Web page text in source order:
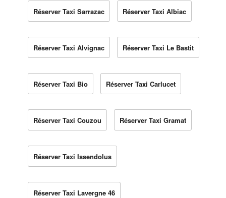
Réserver Taxi Sarrazac Réserver Taxi Albiac
Réserver Taxi Alvignac Réserver Taxi Le Bastit
Réserver Taxi Bio Réserver Taxi Carlucet
Réserver Taxi Couzou Réserver Taxi Gramat
Réserver Taxi Issendolus
Réserver Taxi Lavergne 46